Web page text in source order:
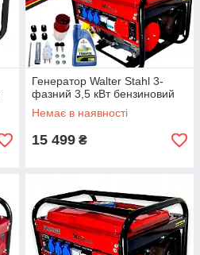
Генератор Walter Stahl 3-
фазний 3,5 кВт бензиновий
Немає в наявності
15 499 ₴